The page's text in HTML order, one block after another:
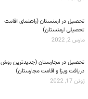
تحصیل در ارمنستان (راهنمای اقامت
تحصیلی ارمنستان)
مارس 2, 2022
تحصیل در مجارستان (جدیدترین روش
دریافت ویزا و اقامت مجارستان)
ژوئن 17, 2022